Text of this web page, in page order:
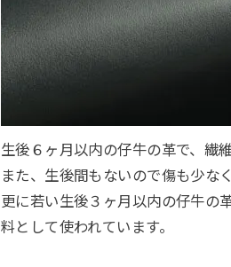
生後６ヶ月以内の仔牛の革で、繊
また、生後間もないので傷も少な
更に若い生後３ヶ月以内の仔牛の
料として使われています。